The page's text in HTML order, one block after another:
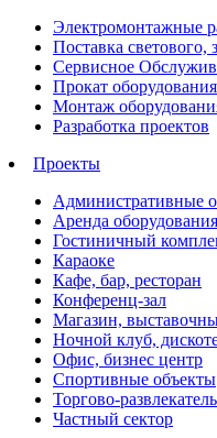
Электромонтажные
Поставка светового,
Сервисное
Прокат оборудования
Монтаж
Разработка проектов
Проекты
Административные
Аренда оборудования
Гостиничный
Караоке
Кафе, бар, ресторан
Конференц-зал
Магазин,
Ночной клуб,
Офис, бизнес центр
Спортивные объекты
Торгово-
Частный сектор